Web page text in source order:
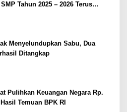
Tahun 2025 – 2026 Terus
Menyelundupkan Sabu, Dua
Ditangkap
Pulihkan Keuangan Negara Rp.
Temuan BPK RI